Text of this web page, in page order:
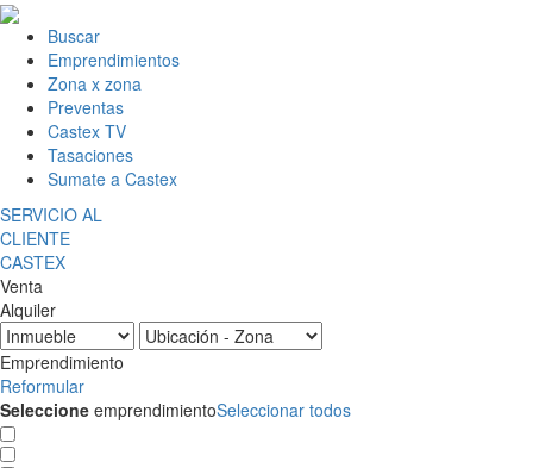
Buscar
Emprendimientos
Zona x zona
Preventas
Castex TV
Tasaciones
Sumate a Castex
SERVICIO AL
CLIENTE
CASTEX
Venta
Alquiler
Emprendimiento
Reformular
Seleccione emprendimientoSeleccionar todos